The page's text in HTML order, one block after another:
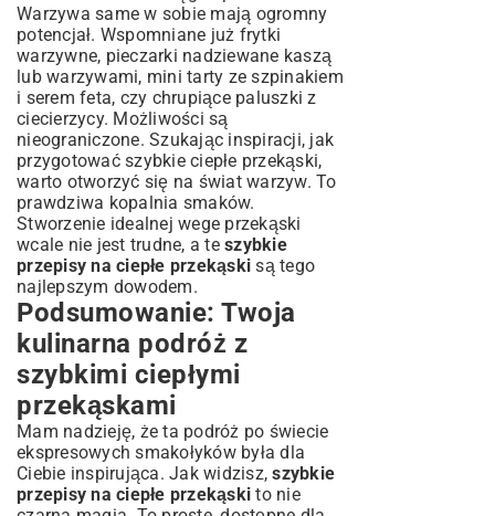
Warzywa same w sobie mają ogromny
potencjał. Wspomniane już frytki
warzywne, pieczarki nadziewane kaszą
lub warzywami, mini tarty ze szpinakiem
i serem feta, czy chrupiące paluszki z
ciecierzycy. Możliwości są
nieograniczone. Szukając inspiracji, jak
przygotować szybkie ciepłe przekąski,
warto otworzyć się na świat warzyw. To
prawdziwa kopalnia smaków.
Stworzenie idealnej wege przekąski
wcale nie jest trudne, a te szybkie
przepisy na ciepłe przekąski są tego
najlepszym dowodem.
Podsumowanie: Twoja
kulinarna podróż z
szybkimi ciepłymi
przekąskami
Mam nadzieję, że ta podróż po świecie
ekspresowych smakołyków była dla
Ciebie inspirująca. Jak widzisz,szybkie
przepisy na ciepłe przekąski to nie